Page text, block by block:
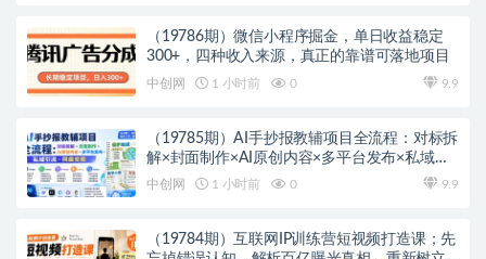
（19786期）微信小程序掘金，单日收益稳定
300+，四种收入来源，真正的靠谱可落地项目
中创网 1 小时前 0 9.9
（19785期）AI手抄报教辅项目全流程：对标拆
解×封面制作×AI原创内容×多平台发布×私域引
流×网盘变现
中创网 1 小时前 0 9.9
（19784期）互联网IP训练营短视频打造课；先